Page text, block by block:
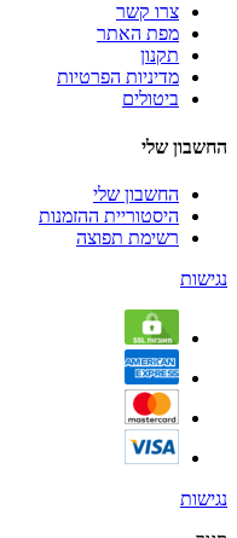
צרו קשר
מפת האתר
תקנון
מדיניות הפרטיות
ביטולים
החשבון שלי
החשבון שלי
היסטוריית ההזמנות
רשימת תפוצה
נגישות
נגישות